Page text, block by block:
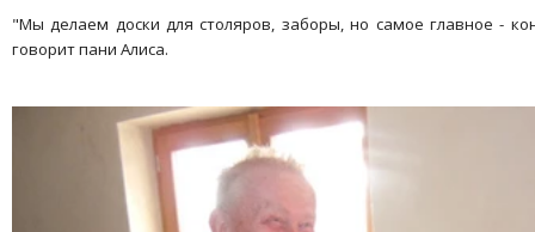
"Мы делаем доски для столяров, заборы, но самое главное -
говорит пани Алиса.